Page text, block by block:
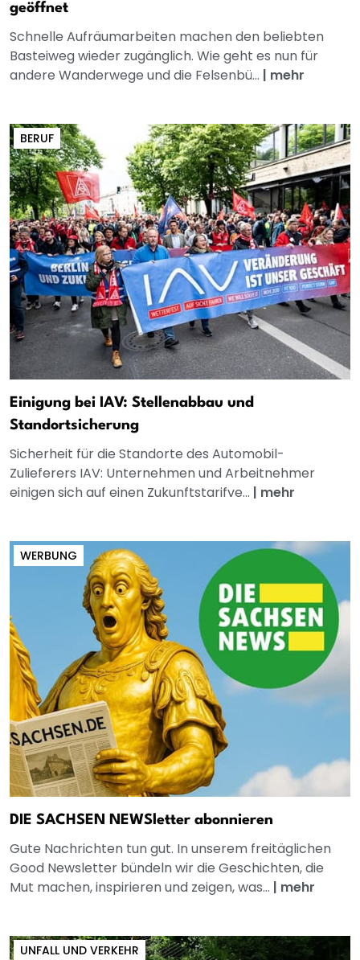
geöffnet
Schnelle Aufräumarbeiten machen den beliebten
Basteiweg wieder zugänglich. Wie geht es nun für
andere Wanderwege und die Felsenbü... | mehr
BERUF
Einigung bei IAV: Stellenabbau und
Standortsicherung
Sicherheit für die Standorte des Automobil-
Zulieferers IAV: Unternehmen und Arbeitnehmer
einigen sich auf einen Zukunftstarifve... | mehr
WERBUNG
DIE SACHSEN NEWSletter abonnieren
Gute Nachrichten tun gut. In unserem freitäglichen
Good Newsletter bündeln wir die Geschichten, die
Mut machen, inspirieren und zeigen, was... | mehr
UNFALL UND VERKEHR